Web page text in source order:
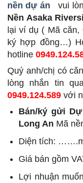
nền dự án
vui
Nền Asaka
lại ví dụ ( Mã
ký hợp đồng…)
hotline
Quý anh/chị có
lòng nhắn tin
0949.124.589 với
Bán/ký gửi
Long An Mã
Diện tích:
Giá bán gồm
Lợi nhuận